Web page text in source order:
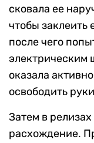
сковала ее
чтобы заклеить
после чего
электрическим
оказала
освободить
Затем в
расхождение.